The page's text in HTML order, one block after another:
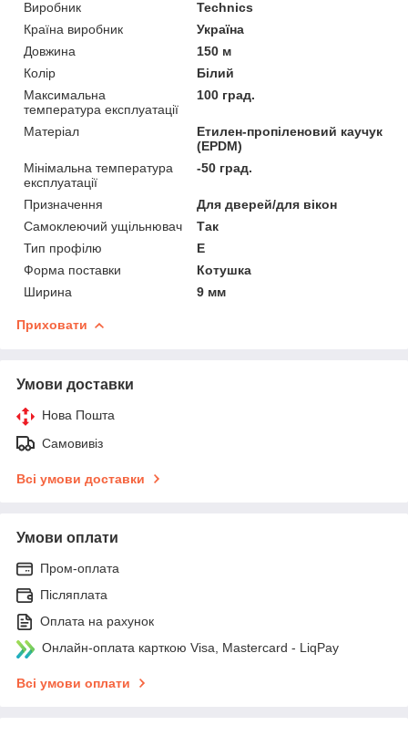
Виробник
Technics
Країна виробник
Україна
Довжина
150 м
Колір
Білий
Максимальна
температура експлуатації
100 град.
Матеріал
Етилен-пропіленовий каучук
(EPDM)
Мінімальна температура
експлуатації
-50 град.
Призначення
Для дверей/для вікон
Самоклеючий ущільнювач
Так
Тип профілю
E
Форма поставки
Котушка
Ширина
9 мм
Приховати
Умови доставки
Нова Пошта
Самовивіз
Всі умови доставки
Умови оплати
Пром-оплата
Післяплата
Оплата на рахунок
Онлайн-оплата карткою Visa, Mastercard - LiqPay
Всі умови оплати